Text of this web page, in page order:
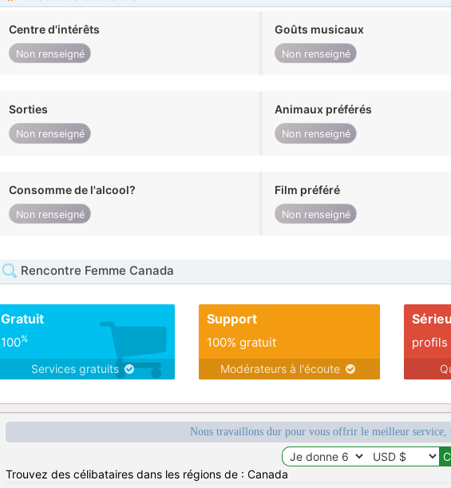
Centre d'intérêts
Non renseigné
Goûts musicaux
Non renseigné
Sorties
Non renseigné
Animaux préférés
Non renseigné
Consomme de l'alcool?
Non renseigné
Film préféré
Non renseigné
Rencontre Femme Canada
Gratuit
100%
Services gratuits
Support
100% gratuit
Modérateurs à l'écoute
profils
Nous travaillons dur pour vous offrir le meilleur service,
Trouvez des célibataires dans les régions de : Canada